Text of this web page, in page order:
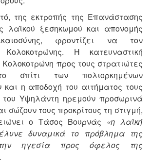
της εκτροπής της Επανάστασης
λαϊκού ξεσηκωμού και απονομής
φροντίζει να τον
Η κατευναστική
προς τους στρατιώτες
των πολιορκημένων
η αποδοχή του αιτήματος τους
Υψηλάντη ηρεμούν προσωρινά
σώζουν τους προκρίτους τη στιγμή,
ο Τάσος Βουρνάς «η λαϊκή
δυναμικά το πρόβλημα της
ηγεσία προς όφελος της